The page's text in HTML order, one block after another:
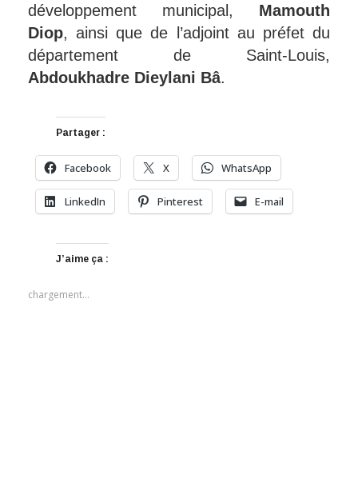
développement municipal, Mamouth
Diop, ainsi que de l’adjoint au préfet du
département de Saint-Louis,
Abdoukhadre Dieylani Bâ.
Partager :
Facebook X WhatsApp
LinkedIn Pinterest E-mail
J’aime ça :
chargement…